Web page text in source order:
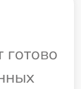
готово